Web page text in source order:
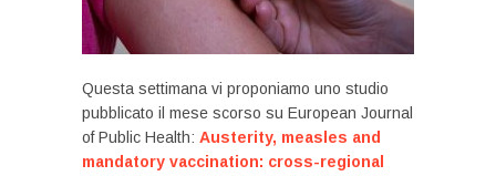
Questa settimana vi proponiamo uno studio
pubblicato il mese scorso su European Journal
of Public Health: Austerity, measles and
mandatory vaccination: cross-regional